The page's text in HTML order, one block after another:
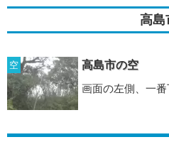
高島
空
高島市の空
画面の左側、一番